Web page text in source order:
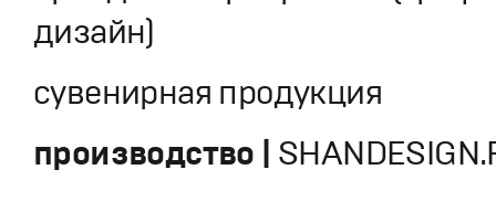
дизайн)
сувенирная продукция
производство |